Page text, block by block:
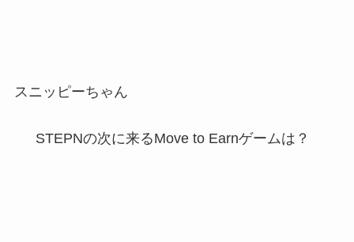
スニッピーちゃん
STEPNの次に来るMove to Earnゲームは？